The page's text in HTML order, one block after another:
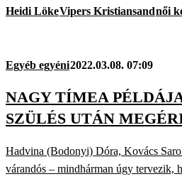
Heidi LökeVipers Kristiansandnői
Egyéb egyéni2022.03.08. 07:09
NAGY TÍMEA
SZÜLÉS UTÁN
Hadvina (Bodonyi) Dóra, Kovács
várandós – mindhárman úgy tervezik,